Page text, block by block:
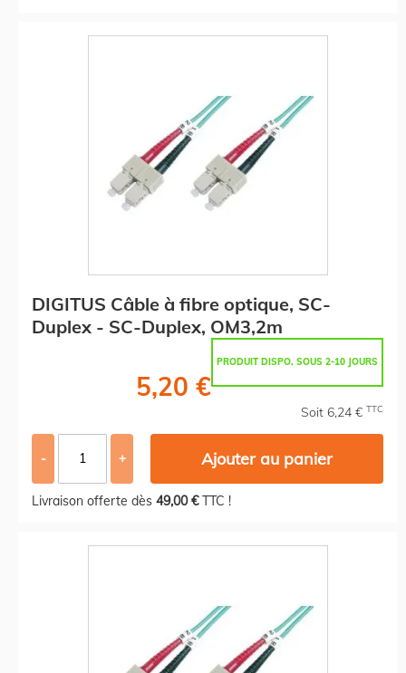
DIGITUS Câble à fibre optique, SC-
Duplex - SC-Duplex, OM3,2m
PRODUIT DISPO. SOUS 2-10 JOURS
5,20 €
Soit 6,24 € TTC
- + Ajouter au panier
Livraison offerte dès 49,00 €TTC !